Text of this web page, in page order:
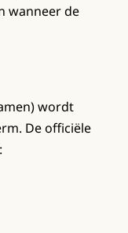
wanneer de
wordt
De officiële